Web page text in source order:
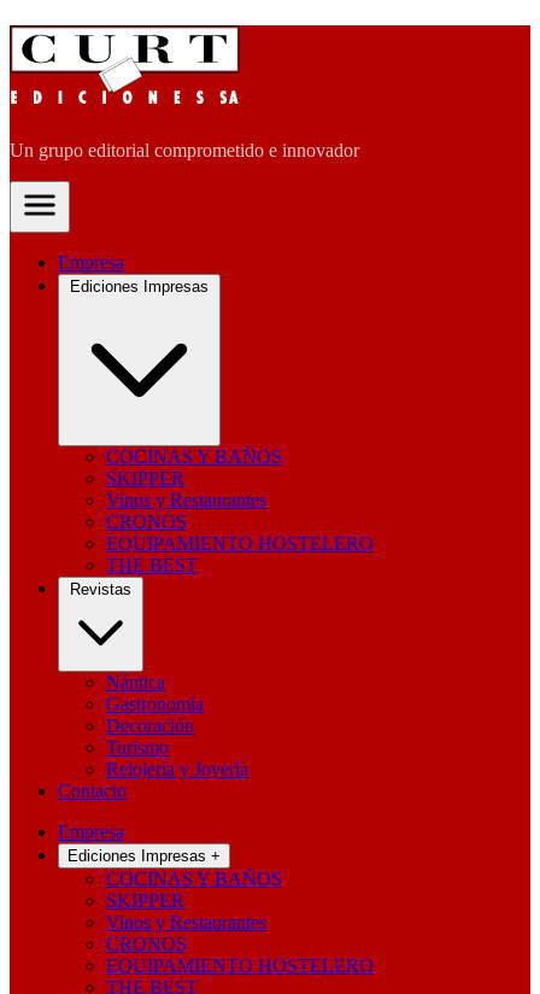
Un grupo editorial comprometido e innovador
Empresa
Ediciones Impresas
COCINAS Y BAÑOS
SKIPPER
Vinos y Restaurantes
CRONOS
EQUIPAMIENTO HOSTELERO
THE BEST
Revistas
Náutica
Gastronomía
Decoración
Turismo
Relojería y Joyería
Contacto
Empresa
Ediciones Impresas +
COCINAS Y BAÑOS
SKIPPER
Vinos y Restaurantes
CRONOS
EQUIPAMIENTO HOSTELERO
THE BEST